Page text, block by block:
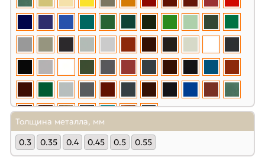
Толщина металла, мм
0.3
0.35 0.4 0.45 0.5 0.55